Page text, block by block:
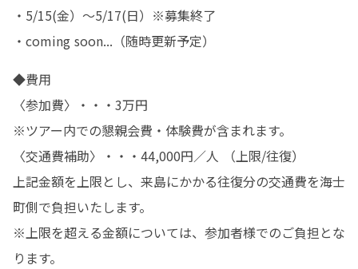
・5/15(金）～5/17(日）※募集終了
・coming soon...（随時更新予定）
◆費用
〈参加費〉・・・3万円
※ツアー内での懇親会費・体験費が含まれます。
〈交通費補助〉・・・44,000円／人 （上限/往復）
上記金額を上限とし、来島にかかる往復分の交通費を海士
町側で負担いたします。
※上限を超える金額については、参加者様でのご負担とな
ります。